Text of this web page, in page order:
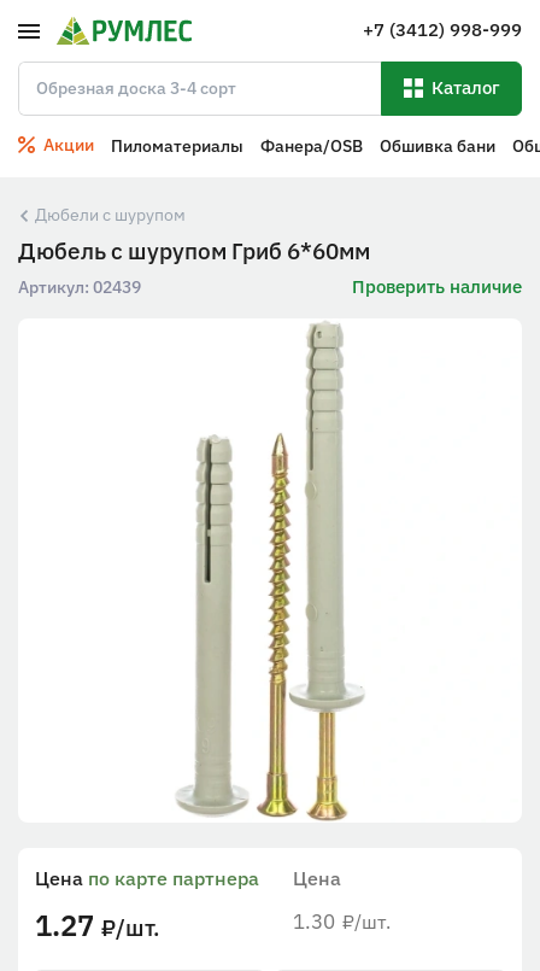
+7 (3412) 998-999
Каталог
Акции Пиломатериалы Фанера/OSB Обшивка бани
Дюбели с шурупом
Дюбель с шурупом Гриб 6*60мм
Артикул: 02439 Проверить наличие
Цена
1.30 ₽/шт.
Цена по карте партнера
1.27 ₽/шт.